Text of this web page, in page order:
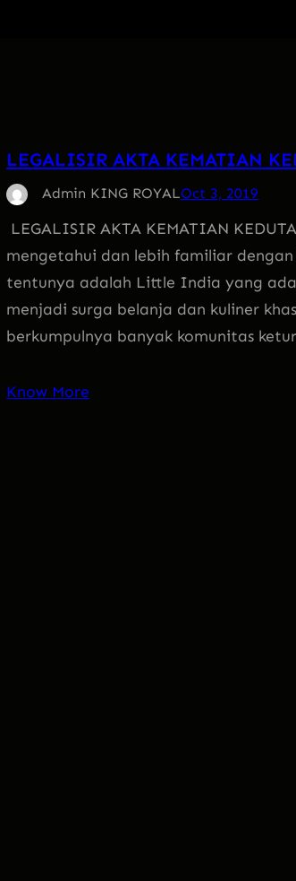
LEGALISIR AKTA KEMATIAN
Admin KING ROYALOct 3, 2019
LEGALISIR AKTA KEMATIAN
mengetahui dan lebih familiar
tentunya adalah Little India yang
menjadi surga belanja dan kuliner
berkumpulnya banyak komunitas
Know More